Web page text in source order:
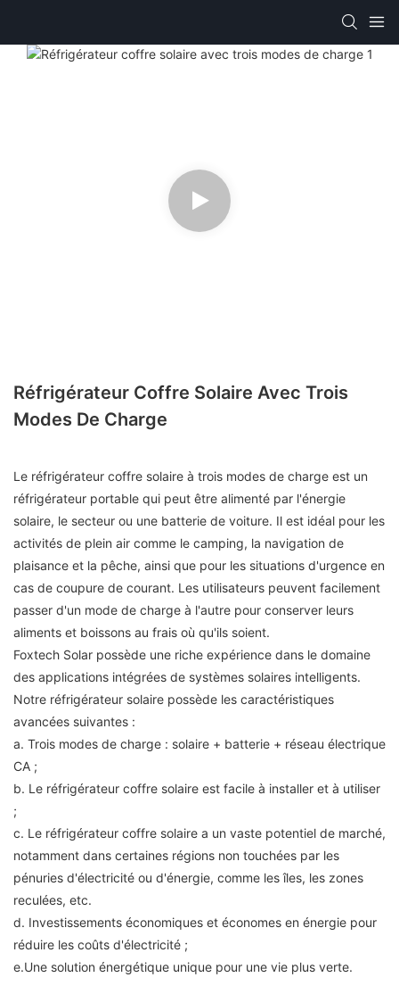
Réfrigérateur Coffre Solaire Avec Trois
Modes De Charge
Le réfrigérateur coffre solaire à trois modes de charge est un
réfrigérateur portable qui peut être alimenté par l'énergie
solaire, le secteur ou une batterie de voiture. Il est idéal pour les
activités de plein air comme le camping, la navigation de
plaisance et la pêche, ainsi que pour les situations d'urgence en
cas de coupure de courant. Les utilisateurs peuvent facilement
passer d'un mode de charge à l'autre pour conserver leurs
aliments et boissons au frais où qu'ils soient.
Foxtech Solar possède une riche expérience dans le domaine
des applications intégrées de systèmes solaires intelligents.
Notre réfrigérateur solaire possède les caractéristiques
avancées suivantes :
a. Trois modes de charge : solaire + batterie + réseau électrique
CA ;
b. Le réfrigérateur coffre solaire est facile à installer et à utiliser
;
c. Le réfrigérateur coffre solaire a un vaste potentiel de marché,
notamment dans certaines régions non touchées par les
pénuries d'électricité ou d'énergie, comme les îles, les zones
reculées, etc.
d. Investissements économiques et économes en énergie pour
réduire les coûts d'électricité ;
e.Une solution énergétique unique pour une vie plus verte.